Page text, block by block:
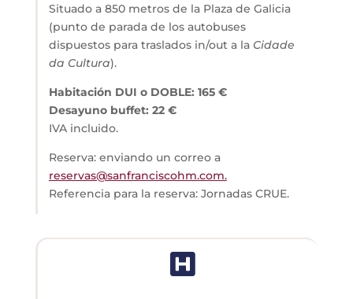
Situado a 850 metros de la Plaza de Galicia
(punto de parada de los autobuses
dispuestos para traslados in/out a la Cidade
da Cultura).
Habitación DUI o DOBLE: 165 €
Desayuno buffet: 22 €
IVA incluido.
Reserva: enviando un correo a
reservas@sanfranciscohm.com.
Referencia para la reserva: Jornadas CRUE.
